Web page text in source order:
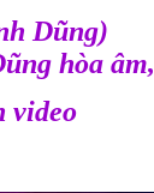
Dũng)
hòa âm,
video